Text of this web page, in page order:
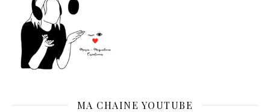
MA CHAINE YOUTUBE